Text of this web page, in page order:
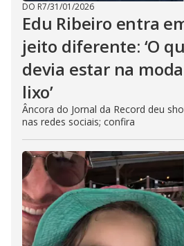
DO R7/31/01/2026
Edu Ribeiro entra
jeito diferente: ‘O
devia estar na
lixo’
Âncora do Jornal da Record deu
nas redes sociais; confira